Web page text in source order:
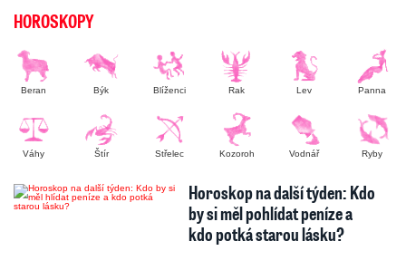
HOROSKOPY
Beran Býk Blíženci Rak Lev Panna
Váhy Štír Střelec Kozoroh Vodnář Ryby
Horoskop na další týden: Kdo
by si měl pohlídat peníze a
kdo potká starou lásku?